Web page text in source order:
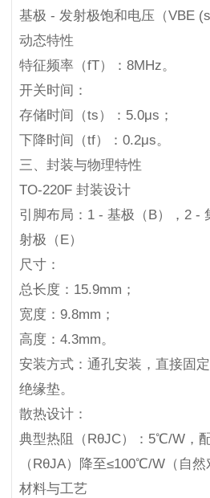
基极 - 发射极饱和电压（VBE
动态特性
特征频率（fT）：8MHz。
开关时间：
存储时间（ts）：5.0μs；
下降时间（tf）：0.2μs。
三、封装与物理特性
TO-220F 封装设计
引脚布局：1 - 基极（B），2 -
射极（E）
尺寸：
总长度：15.9mm；
宽度：9.8mm；
高度：4.3mm。
安装方式：通孔安装，直接固
绝缘垫。
散热设计：
典型热阻（RθJC）：5℃/W，
（RθJA）降至≤100℃/W（自然
材料与工艺